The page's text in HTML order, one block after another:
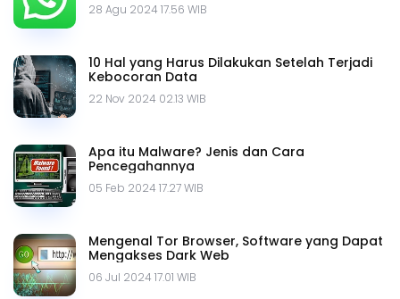
28 Agu 2024 17.56 WIB
10 Hal yang Harus Dilakukan Setelah Terjadi
Kebocoran Data
22 Nov 2024 02.13 WIB
Apa itu Malware? Jenis dan Cara
Pencegahannya
05 Feb 2024 17.27 WIB
Mengenal Tor Browser, Software yang Dapat
Mengakses Dark Web
06 Jul 2024 17.01 WIB